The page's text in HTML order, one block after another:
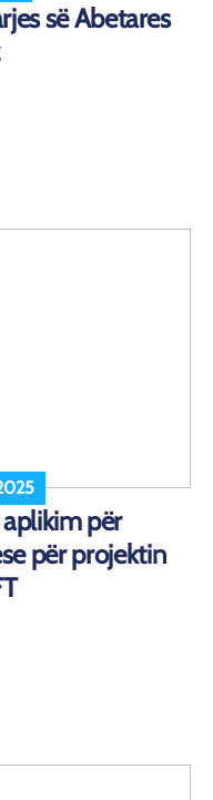
së Abetares
për
për projektin